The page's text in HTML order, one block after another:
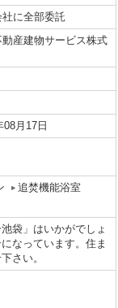
社に全部委託
動産建物サービス株式
08月17日
追焚機能浴室
袋」はいかがでしょ
なっています。住ま
さい。